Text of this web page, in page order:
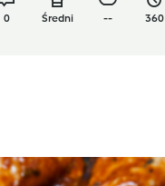
0 Średni -- 360